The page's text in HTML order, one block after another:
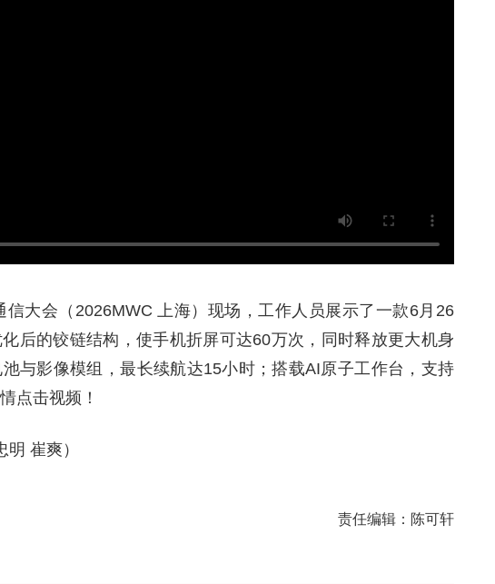
信大会（2026MWC 上海）现场，工作人员展示了一款6月26
后的铰链结构，使手机折屏可达60万次，同时释放更大机身
与影像模组，最长续航达15小时；搭载AI原子工作台，支持
点击视频！
明 崔爽）
责任编辑：陈可轩